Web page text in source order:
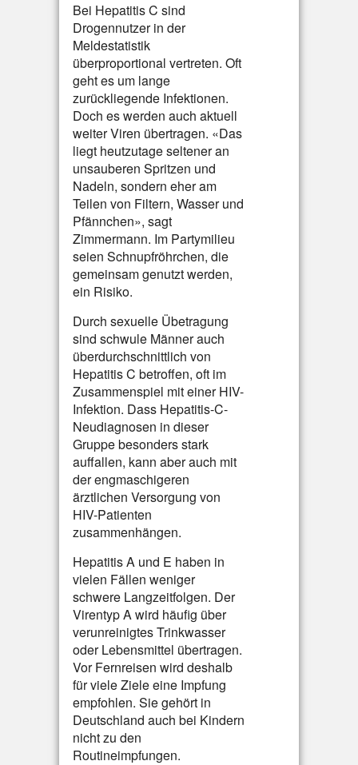
Bei Hepatitis C sind
Drogennutzer in der
Meldestatistik
überproportional vertreten. Oft
geht es um lange
zurückliegende Infektionen.
Doch es werden auch aktuell
weiter Viren übertragen. «Das
liegt heutzutage seltener an
unsauberen Spritzen und
Nadeln, sondern eher am
Teilen von Filtern, Wasser und
Pfännchen», sagt
Zimmermann. Im Partymilieu
seien Schnupfröhrchen, die
gemeinsam genutzt werden,
ein Risiko.
Durch sexuelle Übetragung
sind schwule Männer auch
überdurchschnittlich von
Hepatitis C betroffen, oft im
Zusammenspiel mit einer HIV-
Infektion. Dass Hepatitis-C-
Neudiagnosen in dieser
Gruppe besonders stark
auffallen, kann aber auch mit
der engmaschigeren
ärztlichen Versorgung von
HIV-Patienten
zusammenhängen.
Hepatitis A und E haben in
vielen Fällen weniger
schwere Langzeitfolgen. Der
Virentyp A wird häufig über
verunreinigtes Trinkwasser
oder Lebensmittel übertragen.
Vor Fernreisen wird deshalb
für viele Ziele eine Impfung
empfohlen. Sie gehört in
Deutschland auch bei Kindern
nicht zu den
Routineimpfungen.